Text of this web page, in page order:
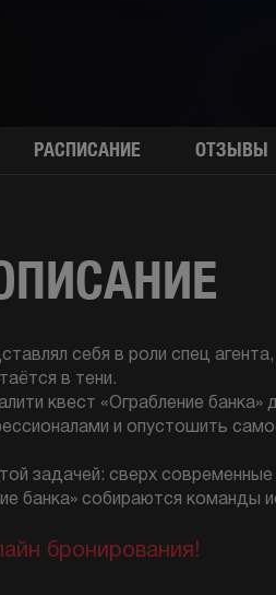
РАСПИСАНИЕ ОТЗЫВЫ
себя в роли спец
в тени.
квест «Ограбление
и опустошить
задачей: сверх
банка» собираются команды
бронирования!